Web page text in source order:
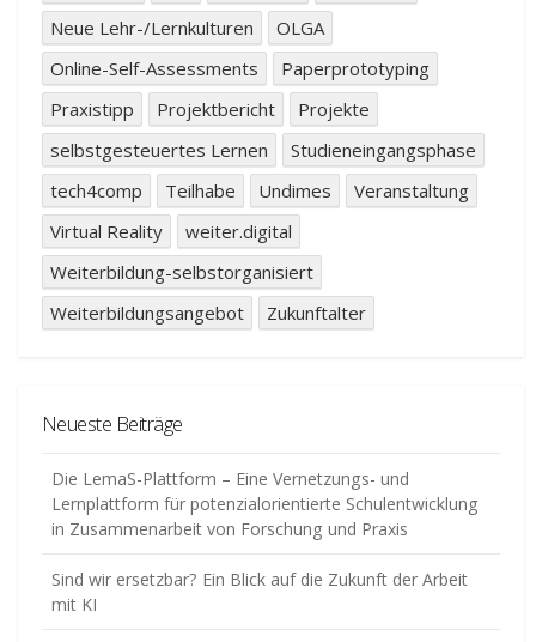
Neue Lehr-/Lernkulturen
OLGA
Online-Self-Assessments
Paperprototyping
Praxistipp
Projektbericht
Projekte
selbstgesteuertes Lernen
Studieneingangsphase
tech4comp
Teilhabe Undimes
Veranstaltung
Virtual Reality
weiter.digital
Weiterbildung-selbstorganisiert
Weiterbildungsangebot
Zukunftalter
Neueste Beiträge
Die LemaS-Plattform – Eine Vernetzungs- und
Lernplattform für potenzialorientierte Schulentwicklung
in Zusammenarbeit von Forschung und Praxis
Sind wir ersetzbar? Ein Blick auf die Zukunft der Arbeit
mit KI